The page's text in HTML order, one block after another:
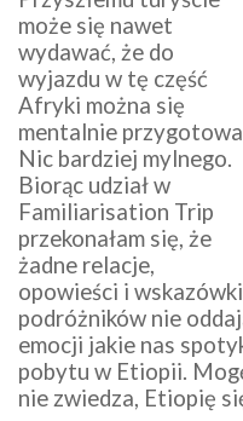
może się nawet
wydawać, że do
wyjazdu w tę część
Afryki można się
mentalnie
Nic bardziej mylnego.
Biorąc udział w
Familiarisation Trip
przekonałam się, że
żadne relacje,
opowieści i wskazówki
podróżników nie
emocji jakie nas
pobytu w Etiopii.
nie zwiedza, Etiopię